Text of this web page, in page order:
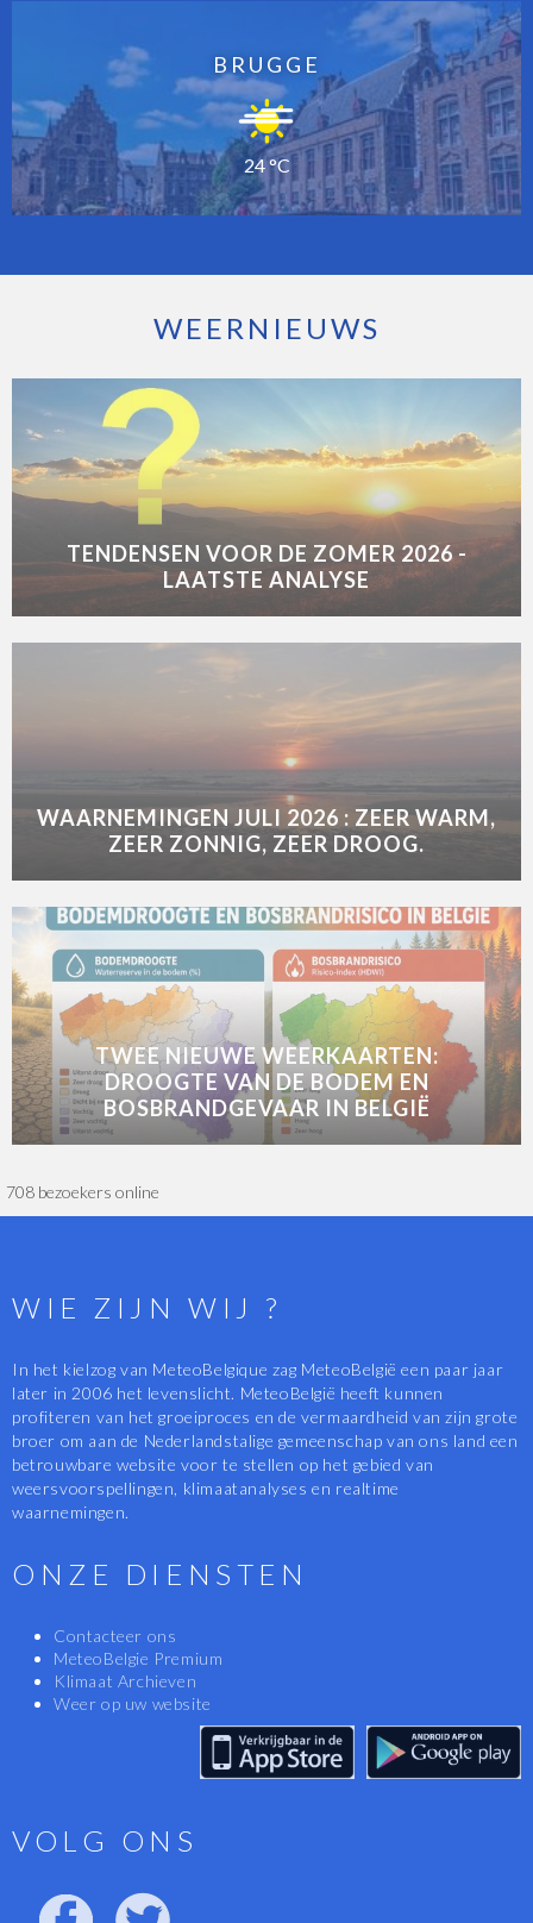
BRUGGE
24 °C
WEERNIEUWS
TENDENSEN VOOR DE ZOMER 2026 -
LAATSTE ANALYSE
WAARNEMINGEN JULI 2026 : ZEER WARM,
ZEER ZONNIG, ZEER DROOG.
TWEE NIEUWE WEERKAARTEN:
DROOGTE VAN DE BODEM EN
BOSBRANDGEVAAR IN BELGIË
708 bezoekers online
WIE ZIJN WIJ ?
In het kielzog van MeteoBelgique zag MeteoBelgië een paar jaar
later in 2006 het levenslicht. MeteoBelgië heeft kunnen
profiteren van het groeiproces en de vermaardheid van zijn grote
broer om aan de Nederlandstalige gemeenschap van ons land een
betrouwbare website voor te stellen op het gebied van
weersvoorspellingen, klimaatanalyses en realtime
waarnemingen.
ONZE DIENSTEN
Contacteer ons
MeteoBelgie Premium
Klimaat Archieven
Weer op uw website
VOLG ONS